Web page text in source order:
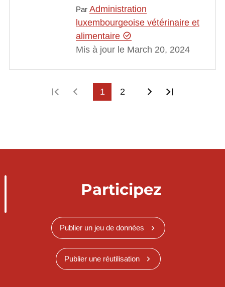
Par Administration
luxembourgeoise vétérinaire et
alimentaire
Mis à jour le March 20, 2024
Première page
Page précédente
1 2 Page suivante
Participez
Publier un jeu de données
Publier une réutilisation